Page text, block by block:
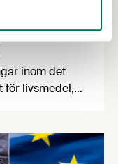
Innovation
inom det
för livsmedel,
och
som